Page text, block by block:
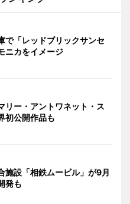
で「レッドブリックサンセ
ニカをイメージ
リー・アントワネット・ス
公開作品も
施設「相鉄ムービル」が9月
発も